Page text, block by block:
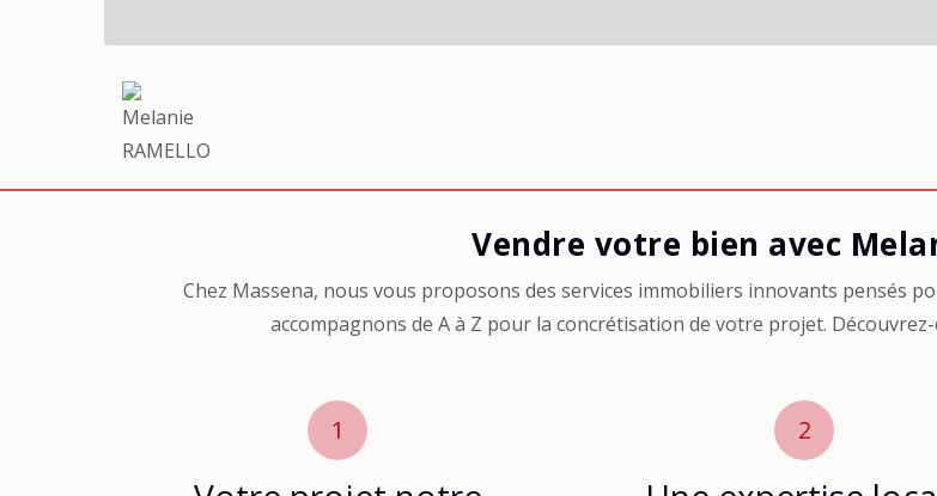
Vendre
Vendre votre bien avec
Chez Massena, nous vous proposons des services immobiliers innovants pensés
accompagnons de A à Z pour la concrétisation de votre projet.
1 2